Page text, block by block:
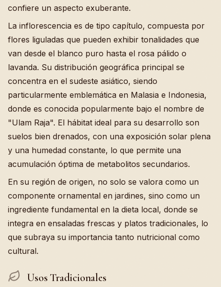
confiere un aspecto exuberante.
La inflorescencia es de tipo capítulo, compuesta por
flores liguladas que pueden exhibir tonalidades que
van desde el blanco puro hasta el rosa pálido o
lavanda. Su distribución geográfica principal se
concentra en el sudeste asiático, siendo
particularmente emblemática en Malasia e Indonesia,
donde es conocida popularmente bajo el nombre de
"Ulam Raja". El hábitat ideal para su desarrollo son
suelos bien drenados, con una exposición solar plena
y una humedad constante, lo que permite una
acumulación óptima de metabolitos secundarios.
En su región de origen, no solo se valora como un
componente ornamental en jardines, sino como un
ingrediente fundamental en la dieta local, donde se
integra en ensaladas frescas y platos tradicionales, lo
que subraya su importancia tanto nutricional como
cultural.
Usos Tradicionales